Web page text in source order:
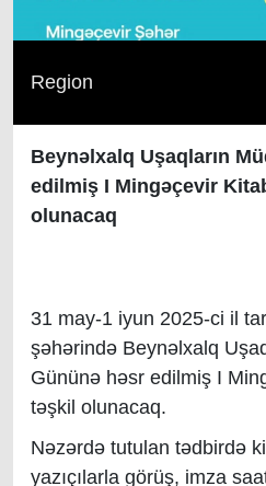
Region
Beynəlxalq Uşaqların
edilmiş I Mingəçevir
olunacaq
31 may-1 iyun 2025-ci il
şəhərində Beynəlxalq
Gününə həsr edilmiş I
təşkil olunacaq.
Nəzərdə tutulan tədbirdə
yazıçılarla görüş, imza